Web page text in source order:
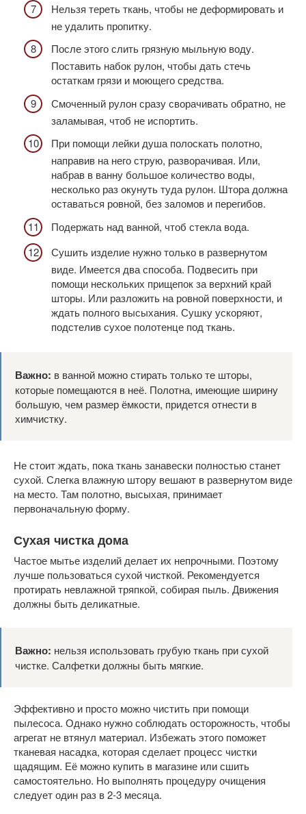
Нельзя тереть ткань, чтобы не деформировать и
не удалить пропитку.
После этого слить грязную мыльную воду.
Поставить набок рулон, чтобы дать стечь
остаткам грязи и моющего средства.
Смоченный рулон сразу сворачивать обратно, не
заламывая, чтоб не испортить.
При помощи лейки душа полоскать полотно,
направив на него струю, разворачивая. Или,
набрав в ванну большое количество воды,
несколько раз окунуть туда рулон. Штора должна
оставаться ровной, без заломов и перегибов.
Подержать над ванной, чтоб стекла вода.
Сушить изделие нужно только в развернутом
виде. Имеется два способа. Подвесить при
помощи нескольких прищепок за верхний край
шторы. Или разложить на ровной поверхности, и
ждать полного высыхания. Сушку ускоряют,
подстелив сухое полотенце под ткань.
Важно: в ванной можно стирать только те шторы,
которые помещаются в неё. Полотна, имеющие ширину
большую, чем размер ёмкости, придется отнести в
химчистку.
Не стоит ждать, пока ткань занавески полностью станет
сухой. Слегка влажную штору вешают в развернутом виде
на место. Там полотно, высыхая, принимает
первоначальную форму.
Сухая чистка дома
Частое мытье изделий делает их непрочными. Поэтому
лучше пользоваться сухой чисткой. Рекомендуется
протирать невлажной тряпкой, собирая пыль. Движения
должны быть деликатные.
Важно: нельзя использовать грубую ткань при сухой
чистке. Салфетки должны быть мягкие.
Эффективно и просто можно чистить при помощи
пылесоса. Однако нужно соблюдать осторожность, чтобы
агрегат не втянул материал. Избежать этого поможет
тканевая насадка, которая сделает процесс чистки
щадящим. Её можно купить в магазине или сшить
самостоятельно. Но выполнять процедуру очищения
следует один раз в 2-3 месяца.